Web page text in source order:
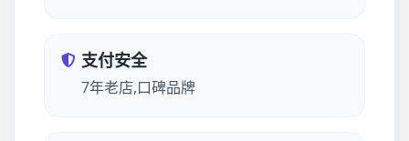
支付安全
7年老店,口碑品牌